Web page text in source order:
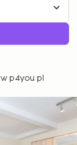
p4you pl